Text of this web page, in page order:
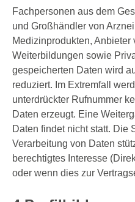
Fachpersonen aus dem
und Großhändler von
Medizinprodukten, Anbieter
Weiterbildungen sowie
gespeicherten Daten wird
reduziert. Im Extremfall
unterdrückter Rufnummer
Daten erzeugt. Eine
Daten findet nicht statt. Die
Verarbeitung von Daten
berechtigtes Interesse
oder wenn dies zur